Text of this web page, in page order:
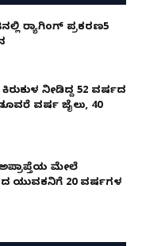
ರ‌್ಯಾಗಿಂಗ್ ಪ್ರಕರಣ5
ನೀಡಿದ್ದ 52 ವರ್ಷದ
ವರ್ಷ ಜೈಲು, ₹40
ಮೇಲೆ
ಯುವಕನಿಗೆ 20 ವರ್ಷಗಳ